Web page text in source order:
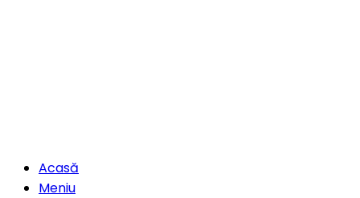
Acasă
Meniu